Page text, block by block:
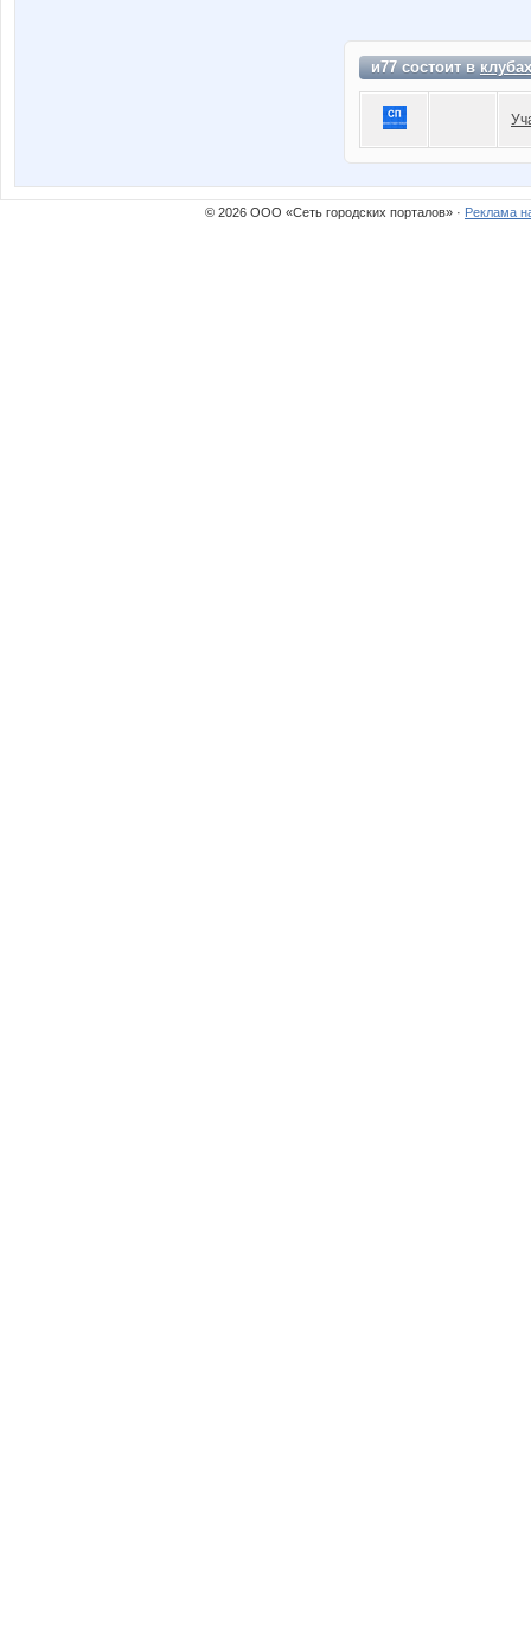
и77 состоит вклубах
© 2026 ООО «Сеть городских порталов» · Реклама